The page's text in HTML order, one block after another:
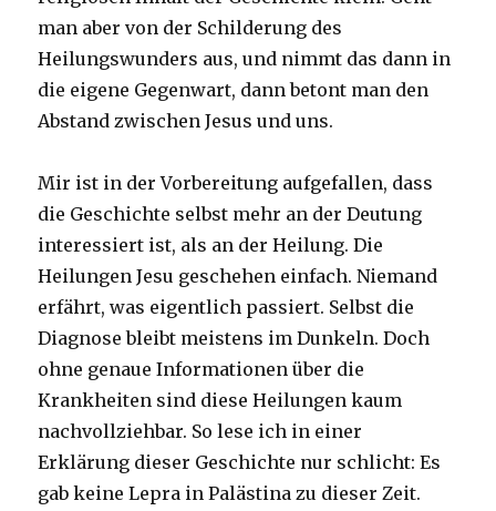
man aber von der Schilderung des
Heilungswunders aus, und nimmt das dann in
die eigene Gegenwart, dann betont man den
Abstand zwischen Jesus und uns.
Mir ist in der Vorbereitung aufgefallen, dass
die Geschichte selbst mehr an der Deutung
interessiert ist, als an der Heilung. Die
Heilungen Jesu geschehen einfach. Niemand
erfährt, was eigentlich passiert. Selbst die
Diagnose bleibt meistens im Dunkeln. Doch
ohne genaue Informationen über die
Krankheiten sind diese Heilungen kaum
nachvollziehbar. So lese ich in einer
Erklärung dieser Geschichte nur schlicht: Es
gab keine Lepra in Palästina zu dieser Zeit.